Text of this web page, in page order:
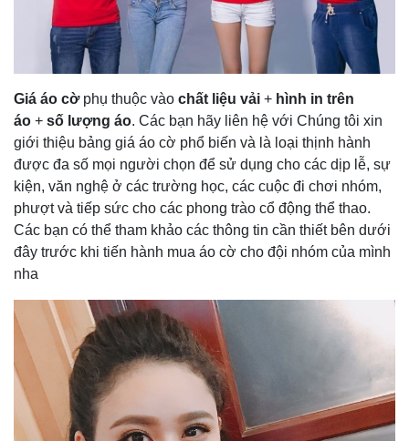
Giá áo cờphụ thuộc vào chất liệu vải + hình in trên
áo + số lượng áo. Các bạn hãy liên hệ với Chúng tôi xin
giới thiệu bảng giá áo cờ phổ biến và là loại thịnh hành
được đa số mọi người chọn để sử dụng cho các dịp lễ, sự
kiện, văn nghệ ở các trường học, các cuộc đi chơi nhóm,
phượt và tiếp sức cho các phong trào cổ động thể thao.
Các bạn có thể tham khảo các thông tin cần thiết bên dưới
đây trước khi tiến hành mua áo cờ cho đội nhóm của mình
nha